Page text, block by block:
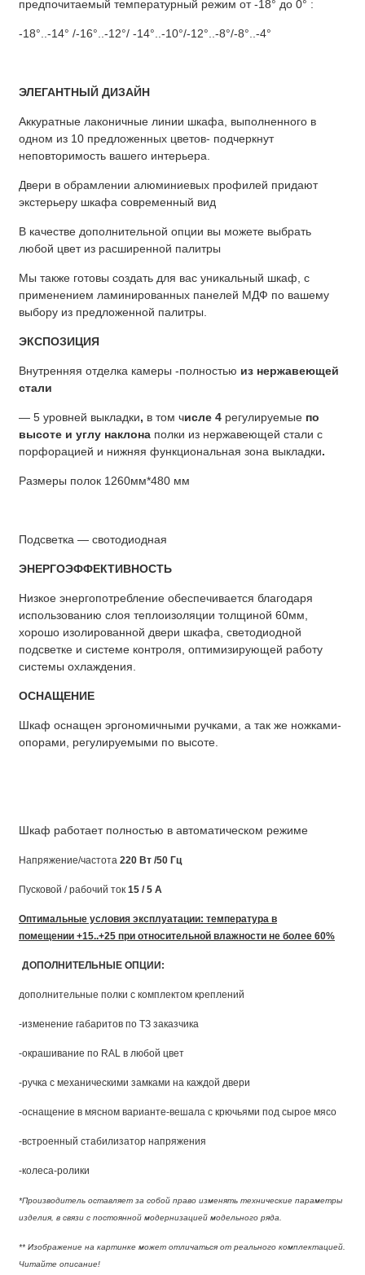
предпочитаемый температурный режим от -18° до 0° :
-18°..-14° /-16°..-12°/ -14°..-10°/-12°..-8°/-8°..-4°
ЭЛЕГАНТНЫЙ ДИЗАЙН
Аккуратные лаконичные линии шкафа, выполненного в
одном из 10 предложенных цветов- подчеркнут
неповторимость вашего интерьера.
Двери в обрамлении алюминиевых профилей придают
экстерьеру шкафа современный вид
В качестве дополнительной опции вы можете выбрать
любой цвет из расширенной палитры
Мы также готовы создать для вас уникальный шкаф, с
применением ламинированных панелей МДФ по вашему
выбору из предложенной палитры.
ЭКСПОЗИЦИЯ
Внутренняя отделка камеры -полностью из нержавеющей
стали
— 5 уровней выкладки, в том числе 4 регулируемые по
высоте и углу наклона полки из нержавеющей стали с
порфорацией и нижняя функциональная зона выкладки.
Размеры полок 1260мм*480 мм
Подсветка — свотодиодная
ЭНЕРГОЭФФЕКТИВНОСТЬ
Низкое энергопотребление обеспечивается благодаря
использованию слоя теплоизоляции толщиной 60мм,
хорошо изолированной двери шкафа, светодиодной
подсветке и системе контроля, оптимизирующей работу
системы охлаждения.
ОСНАЩЕНИЕ
Шкаф оснащен эргономичными ручками, а так же ножками-
опорами, регулируемыми по высоте.
Шкаф работает полностью в автоматическом режиме
Напряжение/частота 220 Вт /50 Гц
Пусковой / рабочий ток 15 / 5 А
Оптимальные условия эксплуатации: температура в
помещении +15..+25 при относительной влажности не более 60%
ДОПОЛНИТЕЛЬНЫЕ ОПЦИИ:
дополнительные полки с комплектом креплений
-изменение габаритов по ТЗ заказчика
-окрашивание по RAL в любой цвет
-ручка с механическими замками на каждой двери
-оснащение в мясном варианте-вешала с крючьями под сырое мясо
-встроенный стабилизатор напряжения
-колеса-ролики
*Производитель оставляет за собой право изменять технические параметры
изделия, в связи с постоянной модернизацией модельного ряда.
** Изображение на картинке может отличаться от реального комплектацией.
Читайте описание!